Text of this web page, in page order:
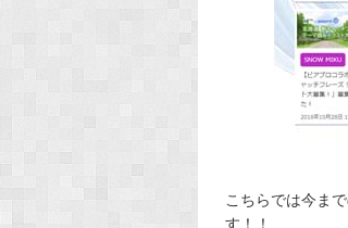
こちらでは今ま
す！！